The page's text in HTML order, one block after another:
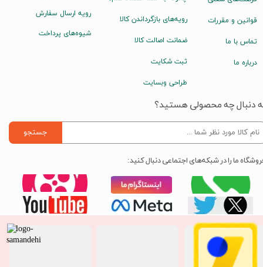
رویه ارسال سفارش
شیوه‌های پرداخت
رویه‌های بازگرداندن کالا
ضمانت اصالت کالا
ثبت شکایت
طراحی وبسایت
قوانین و مقررات
تماس با ما
درباره ما
دنبال چه محصولی هستید؟
جستجو
ما را در شبکه‌های اجتماعی دنبال کنید: